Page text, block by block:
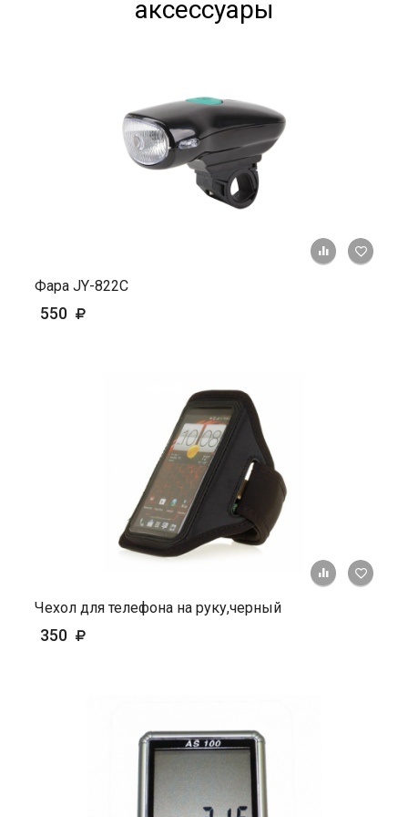
аксессуары
+ К
Фара JY-822С
550
+ К
Чехол для телефона на руку,черный
350